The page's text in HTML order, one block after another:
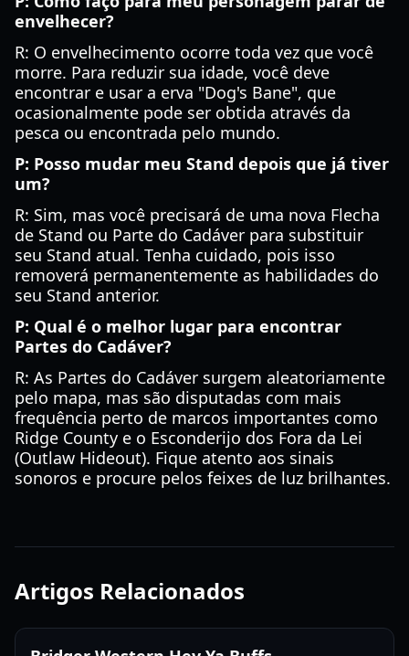
envelhecer?
R: O envelhecimento ocorre toda vez que você
morre. Para reduzir sua idade, você deve
encontrar e usar a erva "Dog's Bane", que
ocasionalmente pode ser obtida através da
pesca ou encontrada pelo mundo.
P: Posso mudar meu Stand depois que já tiver
um?
R: Sim, mas você precisará de uma nova Flecha
de Stand ou Parte do Cadáver para substituir
seu Stand atual. Tenha cuidado, pois isso
removerá permanentemente as habilidades do
seu Stand anterior.
P: Qual é o melhor lugar para encontrar
Partes do Cadáver?
R: As Partes do Cadáver surgem aleatoriamente
pelo mapa, mas são disputadas com mais
frequência perto de marcos importantes como
Ridge County e o Esconderijo dos Fora da Lei
(Outlaw Hideout). Fique atento aos sinais
sonoros e procure pelos feixes de luz brilhantes.
Artigos Relacionados